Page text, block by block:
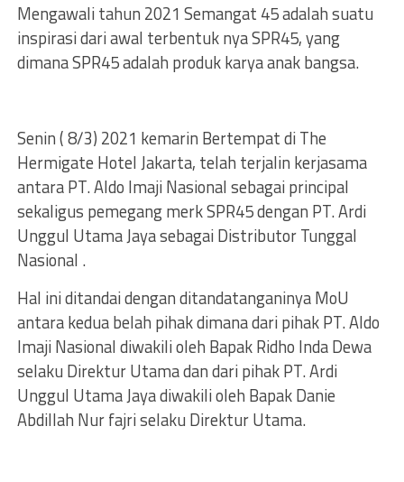
Mengawali tahun 2021 Semangat 45 adalah suatu
inspirasi dari awal terbentuk nya SPR45, yang
dimana SPR45 adalah produk karya anak bangsa.
Senin ( 8/3) 2021 kemarin Bertempat di The
Hermigate Hotel Jakarta, telah terjalin kerjasama
antara PT. Aldo Imaji Nasional sebagai principal
sekaligus pemegang merk SPR45 dengan PT. Ardi
Unggul Utama Jaya sebagai Distributor Tunggal
Nasional .
Hal ini ditandai dengan ditandatanganinya MoU
antara kedua belah pihak dimana dari pihak PT. Aldo
Imaji Nasional diwakili oleh Bapak Ridho Inda Dewa
selaku Direktur Utama dan dari pihak PT. Ardi
Unggul Utama Jaya diwakili oleh Bapak Danie
Abdillah Nur fajri selaku Direktur Utama.